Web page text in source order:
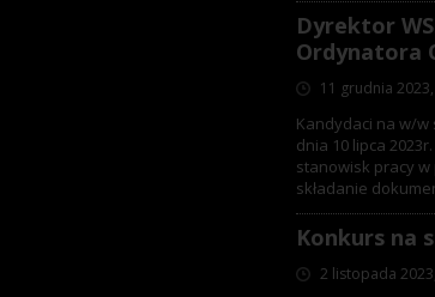
Dyrektor
Ordynatora
11 grudnia
Kandydaci na w/
dnia 10 lipca
stanowisk pracy
składanie
Konkurs na
2 listopada